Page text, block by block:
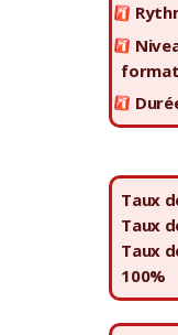
Taux
Taux
Taux
100%